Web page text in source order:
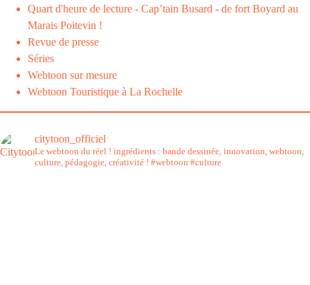
Quart d'heure de lecture - Cap’tain Busard - de fort Boyard au
Marais Poitevin !
Revue de presse
Séries
Webtoon sur mesure
Webtoon Touristique à La Rochelle
citytoon_officiel
Le webtoon du réel ! ingrédients : bande dessinée, innovation, webtoon,
culture, pédagogie, créativité ! #webtoon #culture